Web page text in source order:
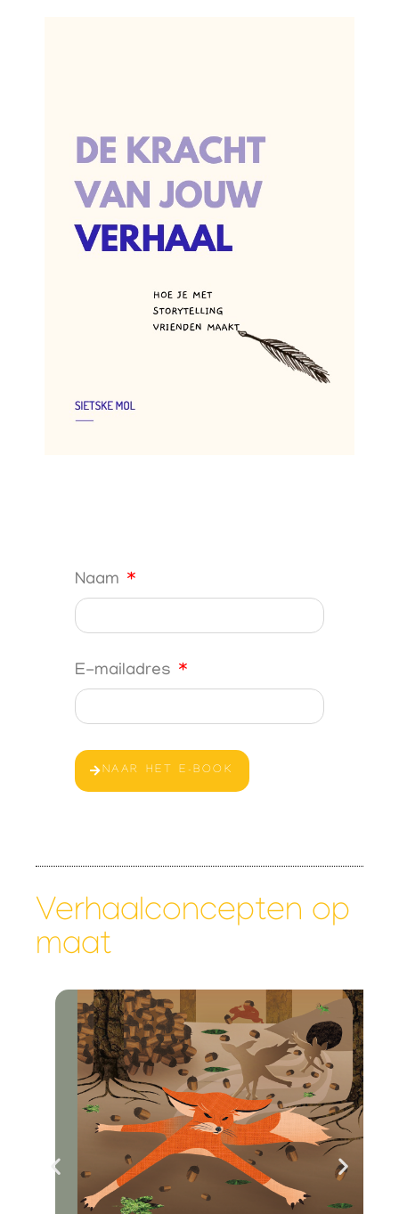
Naam
E-mailadres
NAAR HET E-BOOK
Verhaalconcepten op
maat